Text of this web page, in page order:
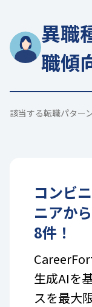
異職
職傾
該当する転職パター
コンビニ
ニアか
8件！
生成AIを
スを最大